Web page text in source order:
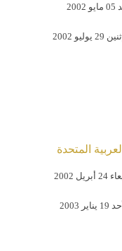
يوليو 2002
المتحدة
2002
2003